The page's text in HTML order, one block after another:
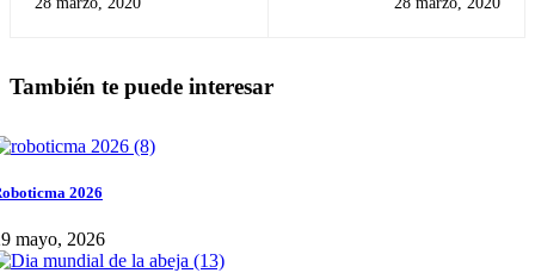
También te puede interesar
2026
mayo, 2026